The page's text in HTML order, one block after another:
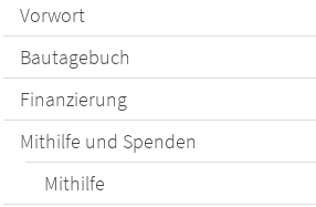
Vorwort
Bautagebuch
Finanzierung
Mithilfe und Spenden
Mithilfe